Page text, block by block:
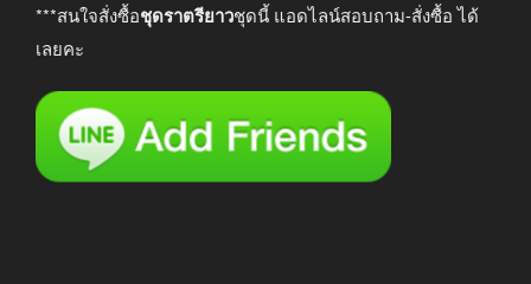
***สนใจสั่งซื้อชุดราตรียาวชุดนี้ แอดไลน์สอบถาม-สั่งซื้อ ได้
เลยคะ